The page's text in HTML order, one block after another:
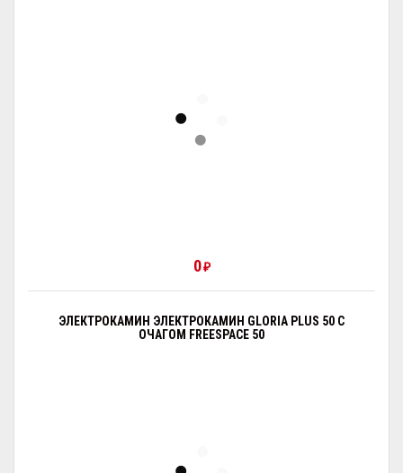
0₽
ЭЛЕКТРОКАМИН ЭЛЕКТРОКАМИН GLORIA PLUS 50 С
ОЧАГОМ FREESPAСE 50